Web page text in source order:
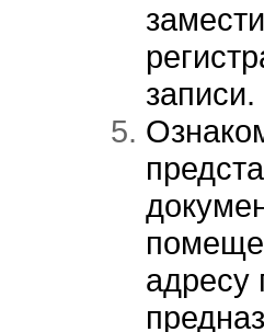
записи.
адресу